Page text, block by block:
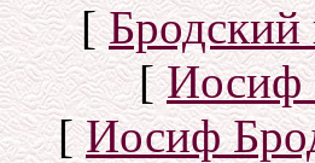
[
[Иосиф
[Иосиф